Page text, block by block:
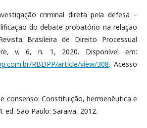
criminal direta pela defesa –
do debate probatório na relação
Brasileira de Direito Processual
v. 6, n. 1, 2020. Disponível em:
RBDPP/article/view/308. Acesso
e consenso: Constituição, hermenêutica e
ed. São Paulo: Saraiva, 2012.